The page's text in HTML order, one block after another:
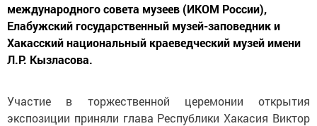
международного совета музеев (ИКОМ России),
Елабужский государственный музей-заповедник и
Хакасский национальный краеведческий музей имени
Л.Р. Кызласова.
Участие в торжественной церемонии открытия
экспозиции приняли глава Республики Хакасия Виктор